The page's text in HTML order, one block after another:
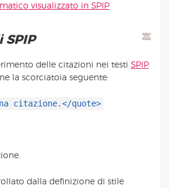
visualizzato in SPIP
SPIP
delle citazioni nei testi SPIP
la scorciatoia seguente:
citazione.</quote>
dalla definizione di stile